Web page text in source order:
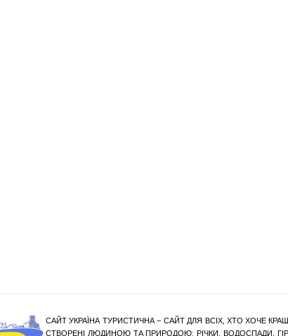
САЙТ УКРАЇНА ТУРИСТИЧНА – САЙТ ДЛЯ ВСІХ, ХТО ХОЧЕ
СТВОРЕНІ ЛЮДИНОЮ ТА ПРИРОДОЮ: РІЧКИ, ВОДОСПАДИ,